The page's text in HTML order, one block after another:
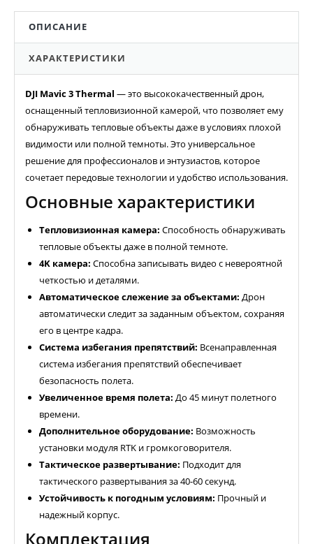
ОПИСАНИЕ
ХАРАКТЕРИСТИКИ
DJI Mavic 3 Thermal — это высококачественный дрон,
оснащенный тепловизионной камерой, что позволяет ему
обнаруживать тепловые объекты даже в условиях плохой
видимости или полной темноты. Это универсальное
решение для профессионалов и энтузиастов, которое
сочетает передовые технологии и удобство использования.
Основные характеристики
Тепловизионная камера: Способность обнаруживать
тепловые объекты даже в полной темноте.
4K камера: Способна записывать видео с невероятной
четкостью и деталями.
Автоматическое слежение за объектами: Дрон
автоматически следит за заданным объектом, сохраняя
его в центре кадра.
Система избегания препятствий: Всенаправленная
система избегания препятствий обеспечивает
безопасность полета.
Увеличенное время полета: До 45 минут полетного
времени.
Дополнительное оборудование: Возможность
установки модуля RTK и громкоговорителя.
Тактическое развертывание: Подходит для
тактического развертывания за 40-60 секунд.
Устойчивость к погодным условиям: Прочный и
надежный корпус.
Комплектация